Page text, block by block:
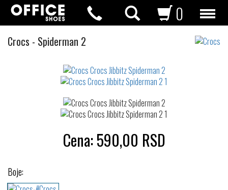
0
Crocs Crocs
Jibbitz
- Spiderman 2
Cena:590,00 RSD
Boje: